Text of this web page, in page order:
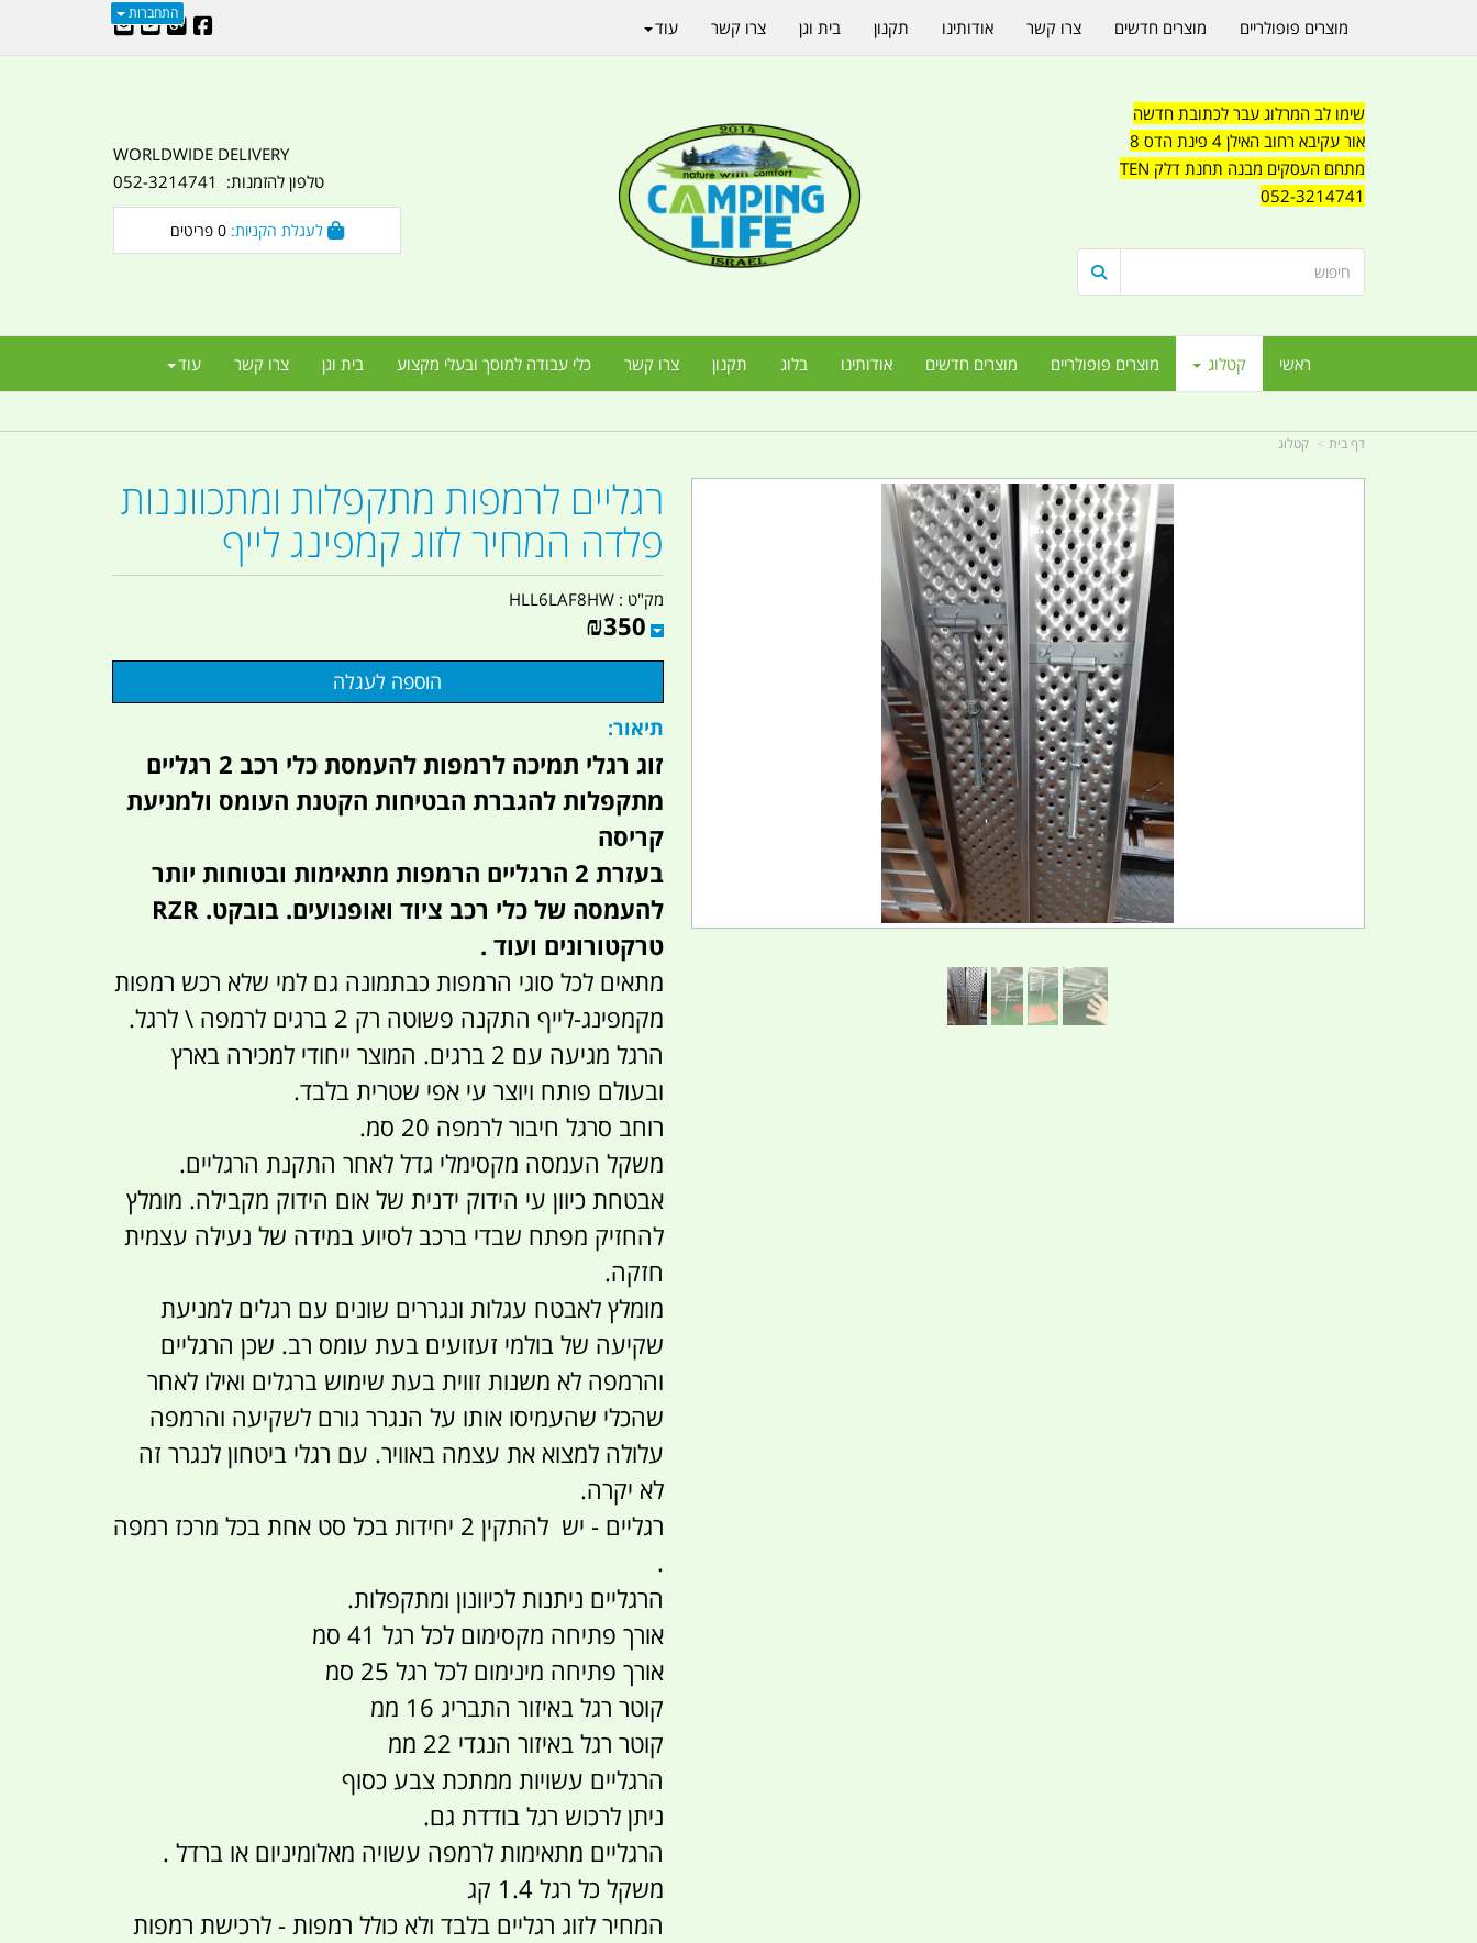
התחברות
שימו לב המרלוג עבר לכתובת חדשה
אור עקיבא רחוב האילן 4 פינת הדס 8
מתחם העסקים מבנה תחנת דלק TEN
052-3214741
WORLDWIDE DELIVERY
טלפון להזמנות: 052-3214741
0
ראשי קטלוג מוצרים פופולריים מוצרים חדשים אודותינו בלוג תקנון צרו קשר כלי עבודה למוסך ובעלי מקצוע בית וגן צרו קשר עוד
מוצרים פופולריים מוצרים חדשים צרו קשר אודותינו תקנון בית וגן צרו קשר עוד
דף בית קטלוג
רגליים לרמפות מתקפלות ומתכווננות
פלדה המחיר לזוג קמפינג לייף
מק"ט :HLL6LAF8HW
₪350
תיאור:
זוג רגלי תמיכה לרמפות להעמסת כלי רכב 2 רגליים
מתקפלות להגברת הבטיחות הקטנת העומס ולמניעת
קריסה
בעזרת 2 הרגליים הרמפות מתאימות ובטוחות יותר
טרקטורונים ועוד .
מתאים לכל סוגי הרמפות כבתמונה גם למי שלא רכש רמפות
מקמפינג-לייף התקנה פשוטה רק 2 ברגים לרמפה \ לרגל.
הרגל מגיעה עם 2 ברגים. המוצר ייחודי למכירה בארץ
ובעולם פותח ויוצר עי אפי שטרית בלבד.
רוחב סרגל חיבור לרמפה 20 סמ.
משקל העמסה מקסימלי גדל לאחר התקנת הרגליים.
אבטחת כיוון עי הידוק ידנית של אום הידוק מקבילה. מומלץ
להחזיק מפתח שבדי ברכב לסיוע במידה של נעילה עצמית
חזקה.
מומלץ לאבטח עגלות ונגררים שונים עם רגלים למניעת
שקיעה של בולמי זעזועים בעת עומס רב. שכן הרגליים
והרמפה לא משנות זווית בעת שימוש ברגלים ואילו לאחר
שהכלי שהעמיסו אותו על הנגרר גורם לשקיעה והרמפה
עלולה למצוא את עצמה באוויר. עם רגלי ביטחון לנגרר זה
לא יקרה.
רגליים - יש להתקין 2 יחידות בכל סט אחת בכל מרכז רמפה
.
הרגליים ניתנות לכיוונון ומתקפלות.
אורך פתיחה מקסימום לכל רגל 41 סמ
אורך פתיחה מינימום לכל רגל 25 סמ
קוטר רגל באיזור התבריג 16 ממ
קוטר רגל באיזור הנגדי 22 ממ
הרגליים עשויות ממתכת צבע כסוף
ניתן לרכוש רגל בודדת גם.
הרגליים מתאימות לרמפה עשויה מאלומיניום או ברדל .
משקל כל רגל 1.4 קג
המחיר לזוג רגליים בלבד ולא כולל רמפות - לרכישת רמפות